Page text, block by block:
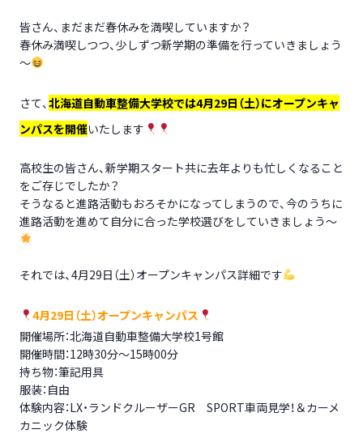
皆さん、まだまだ春休みを満喫していますか？
春休み満喫しつつ、少しずつ新学期の準備を行っていきましょう
～
さて、北海道自動車整備大学校では4月29日（土）にオープンキャ
ンパスを開催いたします
高校生の皆さん、新学期スタート共に去年よりも忙しくなること
をご存じでしたか？
そうなると進路活動もおろそかになってしまうので、今のうちに
進路活動を進めて自分に合った学校選びをしていきましょう～
それでは、4月29日（土）オープンキャンパス詳細です
4月29日（土）オープンキャンパス
開催場所：北海道自動車整備大学校1号館
開催時間：12時30分～15時00分
持ち物：筆記用具
服装：自由
体験内容：LX・ランドクルーザーGR SPORT車両見学！＆カーメ
カニック体験